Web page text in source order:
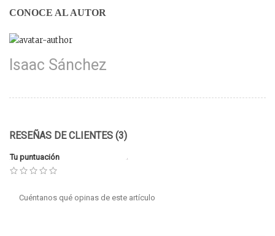
CONOCE AL AUTOR
Isaac Sánchez
RESEÑAS DE CLIENTES (3)
Tu puntuación